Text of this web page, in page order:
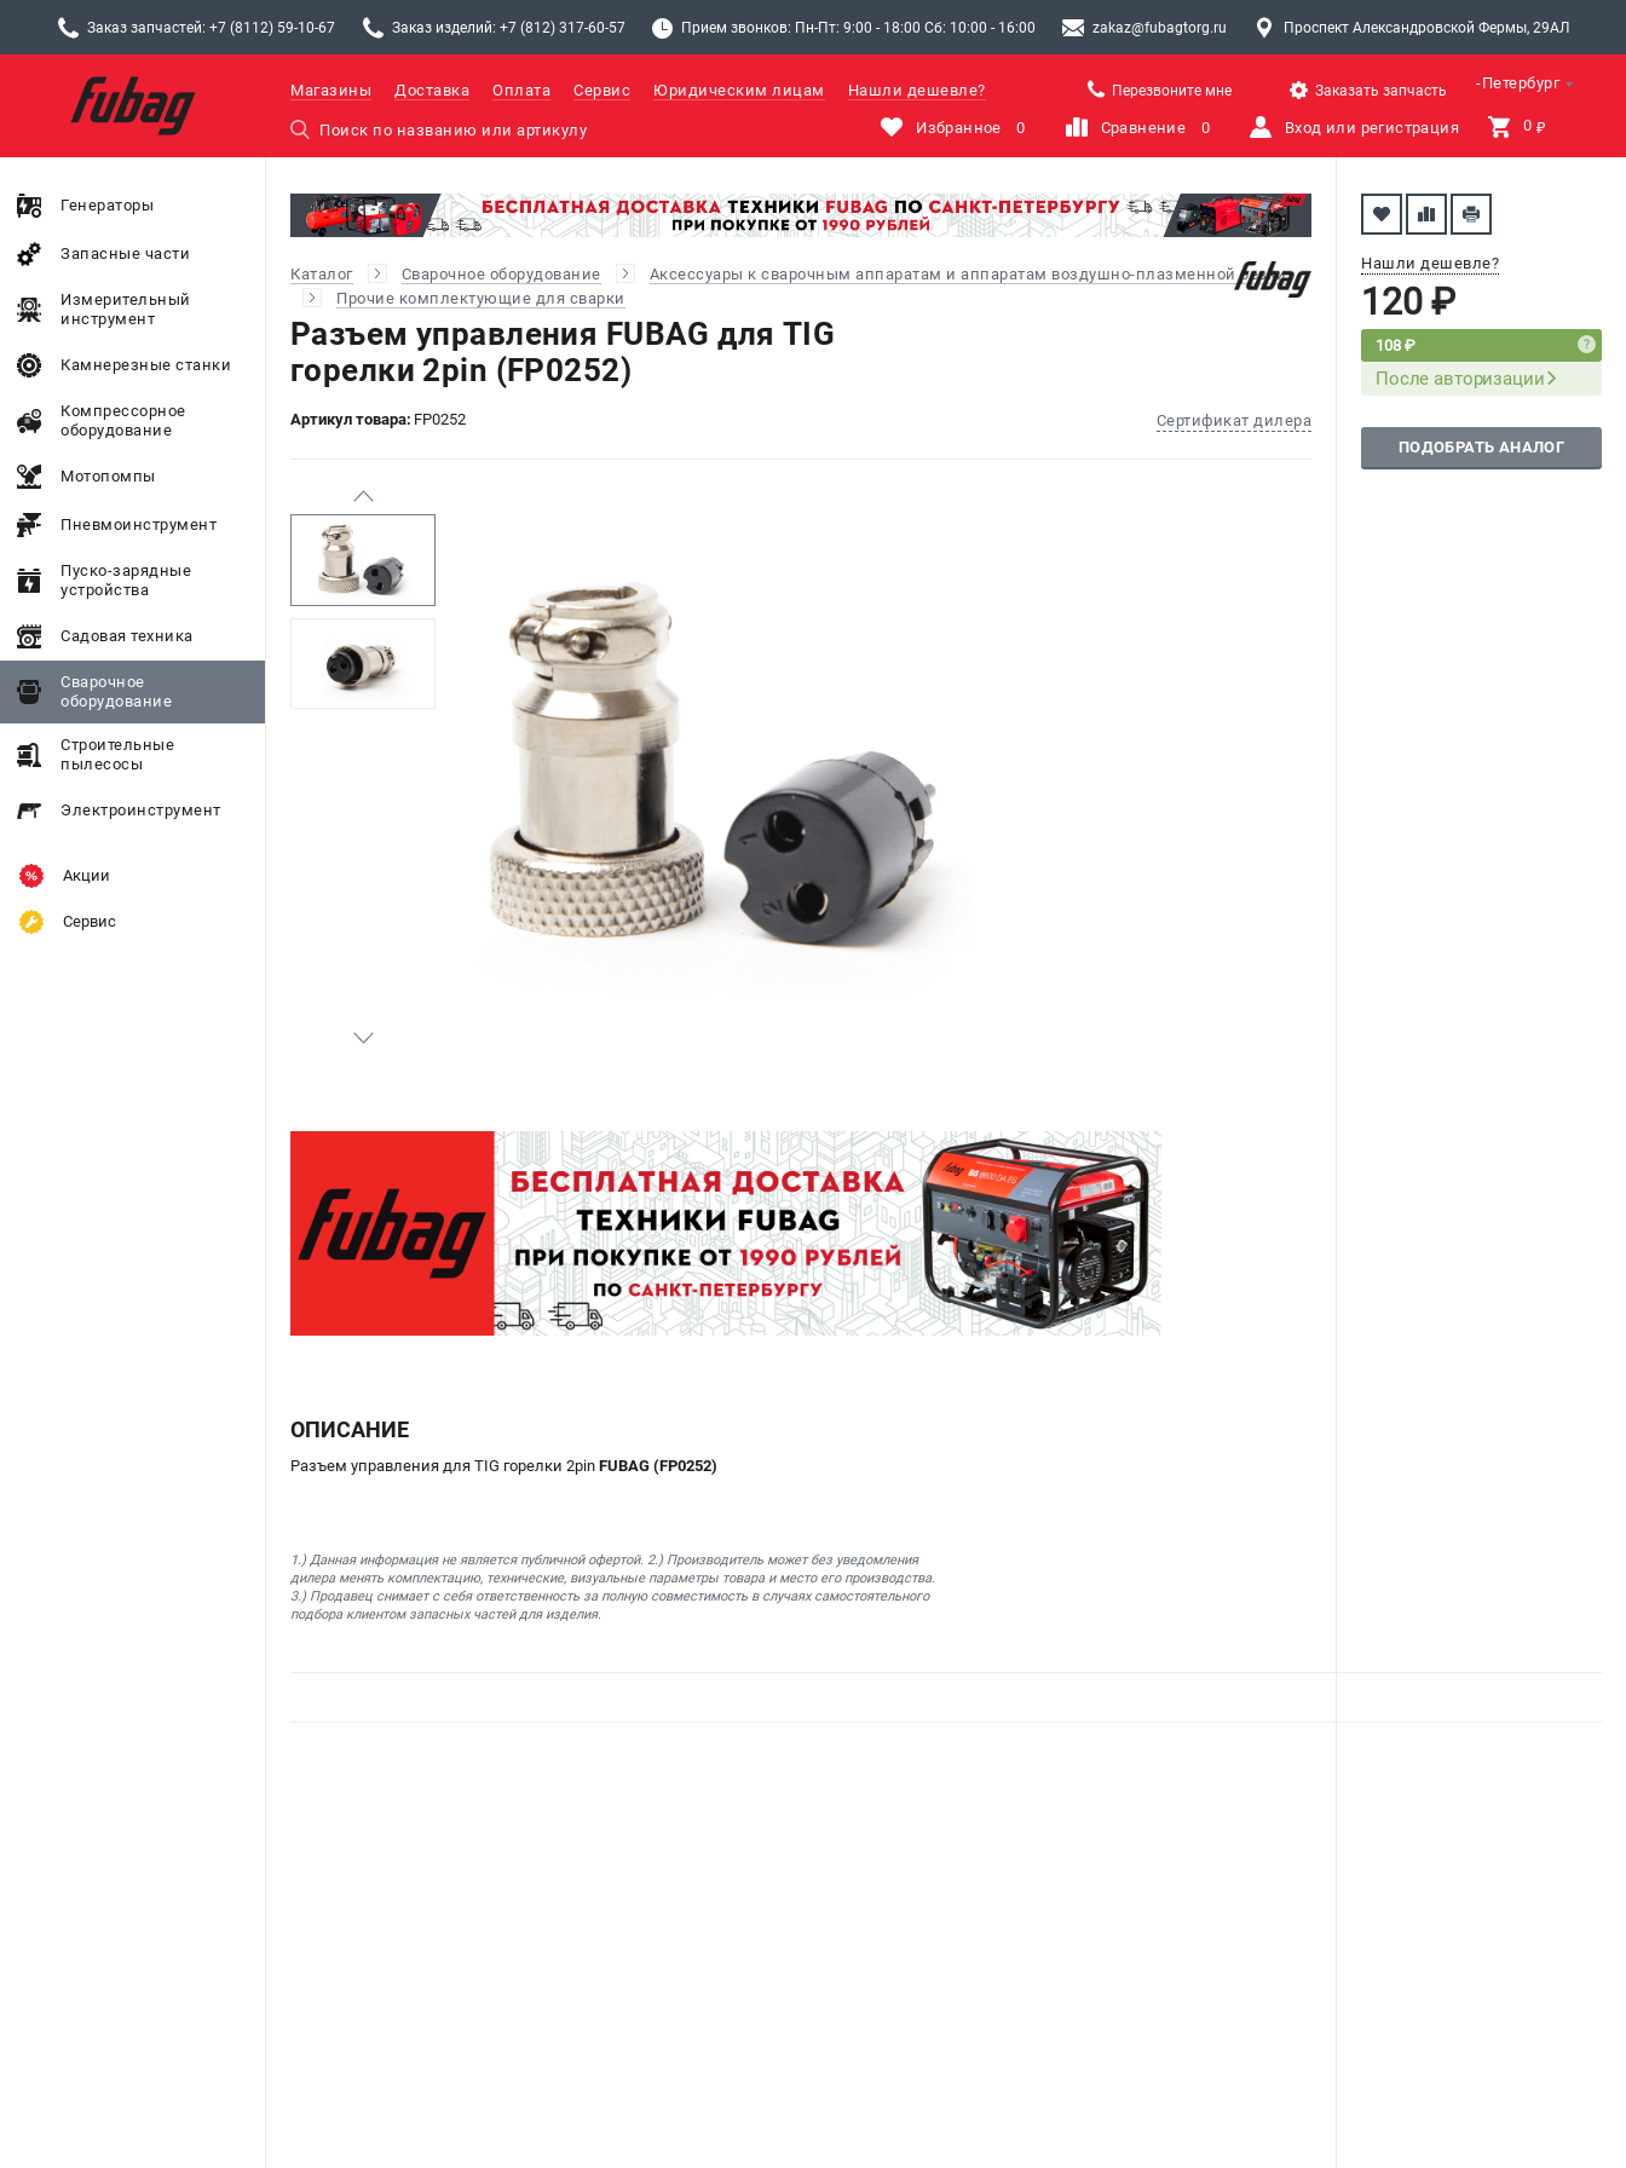
Заказ запчастей: +7 (8112) 59-10-67 Заказ изделий: +7 (812) 317-60-57 Прием звонков: Пн-Пт: 9:00 - 18:00 Сб: 10:00 - 16:00 zakaz@fubagtorg.ru Проспект Александровской Фермы, 29АЛ
Санкт-Петербург
Магазины Доставка Оплата Сервис Юридическим лицам Нашли дешевле? Перезвоните мне Заказать запчасть
Избранное 0 Сравнение 0 Вход или регистрация 0 ₽
Генераторы
Запасные части
Измерительный
инструмент
Камнерезные станки
Компрессорное
оборудование
Мотопомпы
Пневмоинструмент
Пуско-зарядные
устройства
Садовая техника
Сварочное
оборудование
Строительные
пылесосы
Электроинструмент
Акции
Сервис
Каталог Сварочное оборудование
Аксессуары к сварочным аппаратам и аппаратам воздушно-плазменной резки
Прочие комплектующие для сварки
Разъем управления FUBAG для TIG
горелки 2pin (FP0252)
Артикул товара: FP0252 Сертификат дилера
Нашли дешевле?
120 ₽
108 ₽
После авторизации
ПОДОБРАТЬ АНАЛОГ
ОПИСАНИЕ
Разъем управления для TIG горелки 2pin FUBAG (FP0252)
1.) Данная информация не является публичной офертой. 2.) Производитель может без уведомления
дилера менять комплектацию, технические, визуальные параметры товара и место его производства.
3.) Продавец снимает с себя ответственность за полную совместимость в случаях самостоятельного
подбора клиентом запасных частей для изделия.